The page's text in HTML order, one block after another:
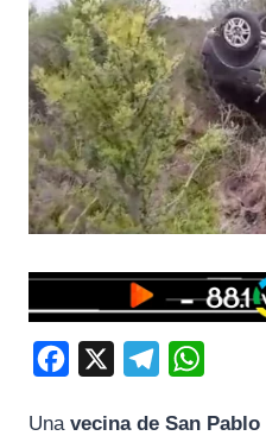
c
a
Una vecina de San Pablo